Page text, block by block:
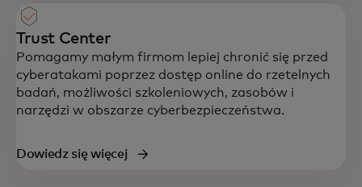
Trust Center
Pomagamy małym firmom lepiej chronić się przed
cyberatakami poprzez dostęp online do rzetelnych
badań, możliwości szkoleniowych, zasobów i
narzędzi w obszarze cyberbezpieczeństwa.
Dowiedz się więcej